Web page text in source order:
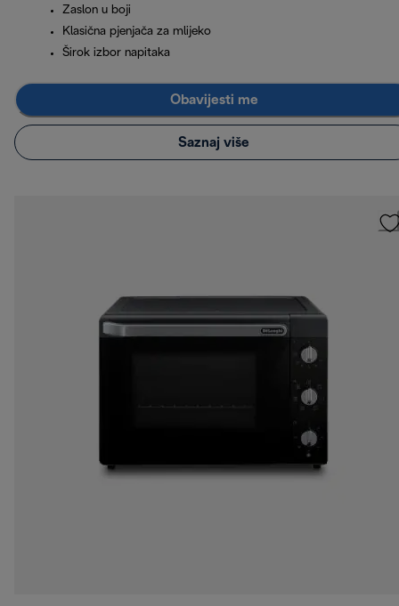
Zaslon u boji
Klasična pjenjača za mlijeko
Širok izbor napitaka
Obavijesti me
Saznaj više